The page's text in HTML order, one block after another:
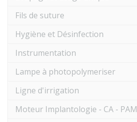
Fils de suture
Hygiène et Désinfection
Instrumentation
Lampe à photopolymeriser
Ligne d'irrigation
Moteur Implantologie - CA - PAM